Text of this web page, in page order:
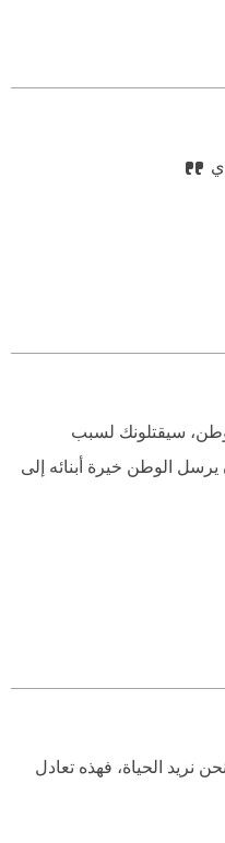
سيقتلونك لسبب
الوطن خيرة أبنائه إلى
نريد الحياة، فهذه تعادل